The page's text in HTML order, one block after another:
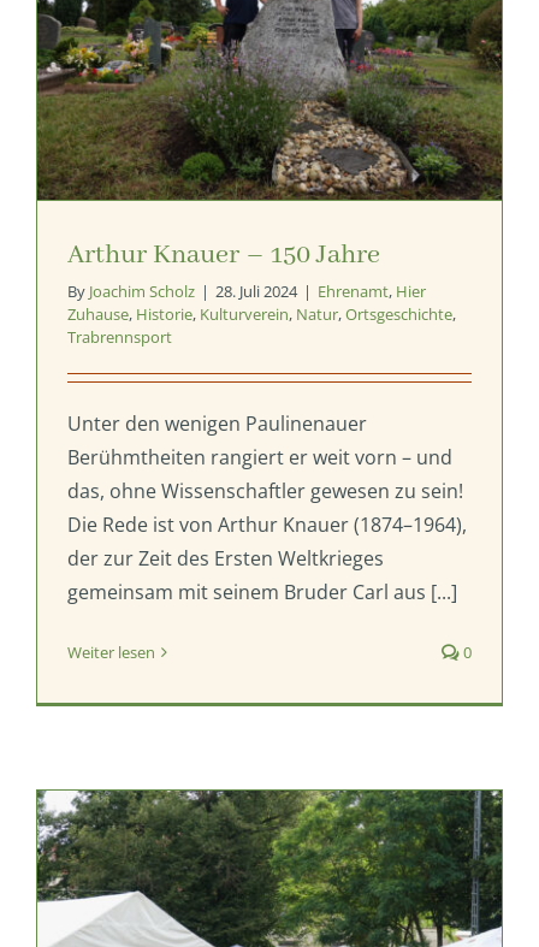
Arthur Knauer – 150 Jahre
By Joachim Scholz | 28. Juli 2024 | Ehrenamt, Hier
Zuhause, Historie, Kulturverein, Natur,Ortsgeschichte,
Trabrennsport
Unter den wenigen Paulinenauer
Berühmtheiten rangiert er weit vorn – und
das, ohne Wissenschaftler gewesen zu sein!
Die Rede ist von Arthur Knauer (1874–1964),
der zur Zeit des Ersten Weltkrieges
gemeinsam mit seinem Bruder Carl aus [...]
Weiter lesen 0